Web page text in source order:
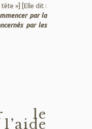
»] [Elle dit :
par la
par les
le